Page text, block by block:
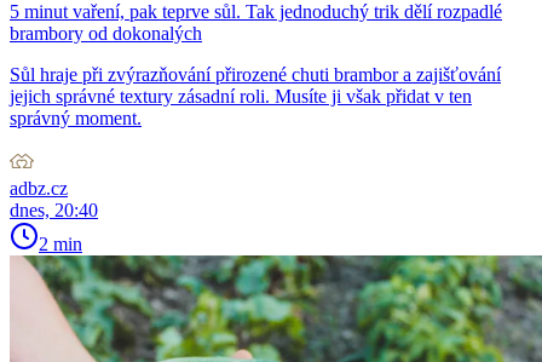
5 minut vaření, pak teprve sůl. Tak jednoduchý trik dělí rozpadlé
brambory od dokonalých
Sůl hraje při zvýrazňování přirozené chuti brambor a zajišťování
jejich správné textury zásadní roli. Musíte ji však přidat v ten
správný moment.
adbz.cz
dnes, 20:40
2 min